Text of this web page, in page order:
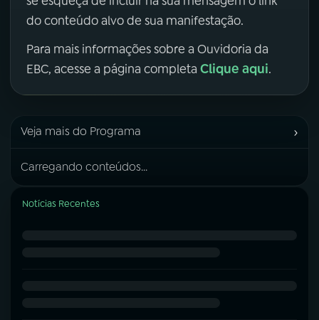
do conteúdo alvo de sua manifestação.
Para mais informações sobre a Ouvidoria da
EBC, acesse a página completa Clique aqui.
Veja mais do Programa ›
Carregando conteúdos...
Notícias Recentes